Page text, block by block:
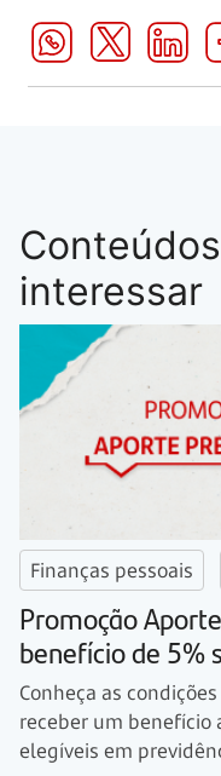
interessar
Finanças pessoais
Promoção
benefício de 5%
Conheça as
receber um benefício
elegíveis em